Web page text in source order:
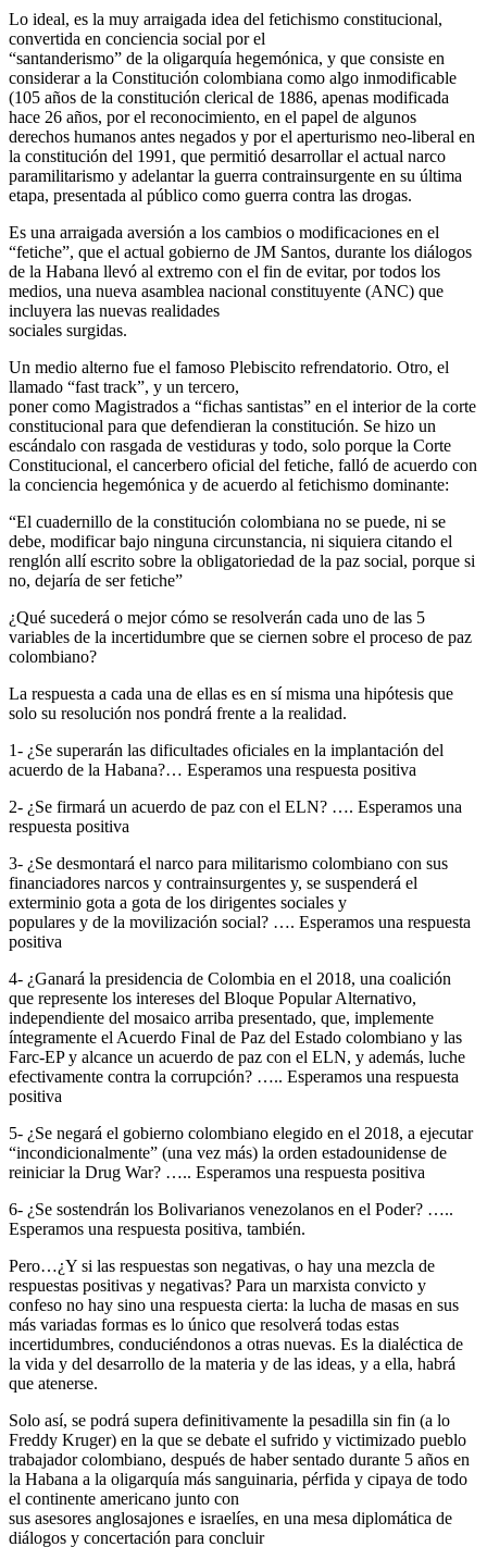
Lo ideal, es la muy arraigada idea del fetichismo constitucional,
convertida en conciencia social por el
“santanderismo” de la oligarquía hegemónica, y que consiste en
considerar a la Constitución colombiana como algo inmodificable
(105 años de la constitución clerical de 1886, apenas modificada
hace 26 años, por el reconocimiento, en el papel de algunos
derechos humanos antes negados y por el aperturismo neo-liberal en
la constitución del 1991, que permitió desarrollar el actual narco
paramilitarismo y adelantar la guerra contrainsurgente en su última
etapa, presentada al público como guerra contra las drogas.
Es una arraigada aversión a los cambios o modificaciones en el
“fetiche”, que el actual gobierno de JM Santos, durante los diálogos
de la Habana llevó al extremo con el fin de evitar, por todos los
medios, una nueva asamblea nacional constituyente (ANC) que
incluyera las nuevas realidades
sociales surgidas.
Un medio alterno fue el famoso Plebiscito refrendatorio. Otro, el
llamado “fast track”, y un tercero,
poner como Magistrados a “fichas santistas” en el interior de la corte
constitucional para que defendieran la constitución. Se hizo un
escándalo con rasgada de vestiduras y todo, solo porque la Corte
Constitucional, el cancerbero oficial del fetiche, falló de acuerdo con
la conciencia hegemónica y de acuerdo al fetichismo dominante:
“El cuadernillo de la constitución colombiana no se puede, ni se
debe, modificar bajo ninguna circunstancia, ni siquiera citando el
renglón allí escrito sobre la obligatoriedad de la paz social, porque si
no, dejaría de ser fetiche”
¿Qué sucederá o mejor cómo se resolverán cada uno de las 5
variables de la incertidumbre que se ciernen sobre el proceso de paz
colombiano?
La respuesta a cada una de ellas es en sí misma una hipótesis que
solo su resolución nos pondrá frente a la realidad.
1- ¿Se superarán las dificultades oficiales en la implantación del
acuerdo de la Habana?… Esperamos una respuesta positiva
2- ¿Se firmará un acuerdo de paz con el ELN? …. Esperamos una
respuesta positiva
3- ¿Se desmontará el narco para militarismo colombiano con sus
financiadores narcos y contrainsurgentes y, se suspenderá el
exterminio gota a gota de los dirigentes sociales y
populares y de la movilización social? …. Esperamos una respuesta
positiva
4- ¿Ganará la presidencia de Colombia en el 2018, una coalición
que represente los intereses del Bloque Popular Alternativo,
independiente del mosaico arriba presentado, que, implemente
íntegramente el Acuerdo Final de Paz del Estado colombiano y las
Farc-EP y alcance un acuerdo de paz con el ELN, y además, luche
efectivamente contra la corrupción? ….. Esperamos una respuesta
positiva
5- ¿Se negará el gobierno colombiano elegido en el 2018, a ejecutar
“incondicionalmente” (una vez más) la orden estadounidense de
reiniciar la Drug War? ….. Esperamos una respuesta positiva
6- ¿Se sostendrán los Bolivarianos venezolanos en el Poder? …..
Esperamos una respuesta positiva, también.
Pero…¿Y si las respuestas son negativas, o hay una mezcla de
respuestas positivas y negativas? Para un marxista convicto y
confeso no hay sino una respuesta cierta: la lucha de masas en sus
más variadas formas es lo único que resolverá todas estas
incertidumbres, conduciéndonos a otras nuevas. Es la dialéctica de
la vida y del desarrollo de la materia y de las ideas, y a ella, habrá
que atenerse.
Solo así, se podrá supera definitivamente la pesadilla sin fin (a lo
Freddy Kruger) en la que se debate el sufrido y victimizado pueblo
trabajador colombiano, después de haber sentado durante 5 años en
la Habana a la oligarquía más sanguinaria, pérfida y cipaya de todo
el continente americano junto con
sus asesores anglosajones e israelíes, en una mesa diplomática de
diálogos y concertación para concluir